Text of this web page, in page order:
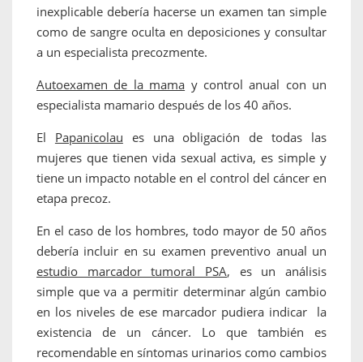
inexplicable debería hacerse un examen tan simple
como de sangre oculta en deposiciones y consultar
a un especialista precozmente.
Autoexamen de la mama y control anual con un
especialista mamario después de los 40 años.
El Papanicolau es una obligación de todas las
mujeres que tienen vida sexual activa, es simple y
tiene un impacto notable en el control del cáncer en
etapa precoz.
En el caso de los hombres, todo mayor de 50 años
debería incluir en su examen preventivo anual un
estudio marcador tumoral PSA, es un análisis
simple que va a permitir determinar algún cambio
en los niveles de ese marcador pudiera indicar la
existencia de un cáncer. Lo que también es
recomendable en síntomas urinarios como cambios